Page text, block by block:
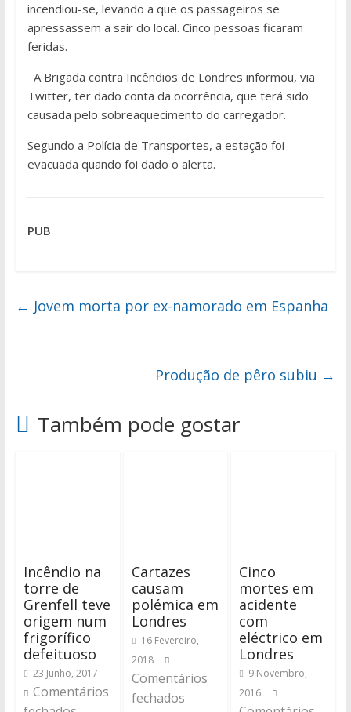
incendiou-se, levando a que os passageiros se
apressassem a sair do local. Cinco pessoas ficaram
feridas.
A Brigada contra Incêndios de Londres informou, via
Twitter, ter dado conta da ocorrência, que terá sido
causada pelo sobreaquecimento do carregador.
Segundo a Polícia de Transportes, a estação foi
evacuada quando foi dado o alerta.
PUB
← Jovem morta por ex-namorado em Espanha
Produção de pêro subiu →
Também pode gostar
Incêndio na
torre de
Grenfell teve
origem num
frigorífico
defeituoso
23 Junho, 2017
Comentários
Cartazes
causam
polémica em
Londres
16 Fevereiro,
2018
Comentários
fechados
Cinco
mortes em
acidente
com
eléctrico em
Londres
9 Novembro,
2016